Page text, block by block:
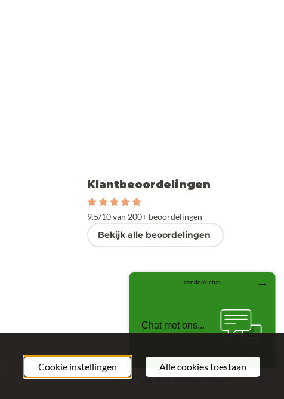
Klantbeoordelingen
9.5/10 van 200+ beoordelingen
Bekijk alle beoordelingen
Cookie instellingen Alle cookies toestaan